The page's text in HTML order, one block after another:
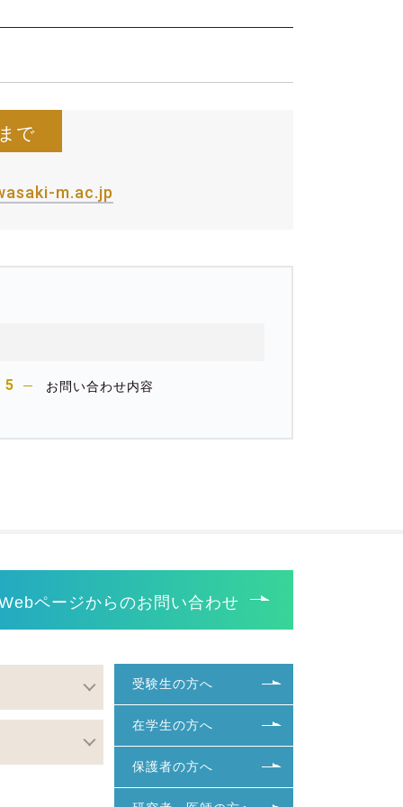
で
m.ac.jp
お問い合わせ内容
ページからのお問い合わせ
受験生の方へ
在学生の方へ
保護者の方へ